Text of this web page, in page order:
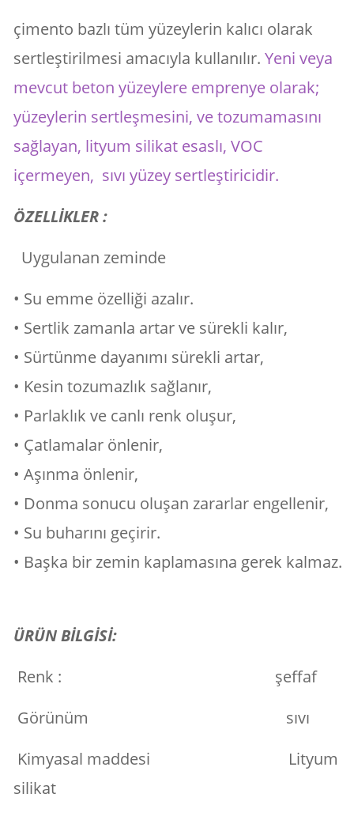
çimento bazlı tüm yüzeylerin kalıcı olarak
sertleştirilmesi amacıyla kullanılır. Yeni veya
mevcut beton yüzeylere emprenye olarak;
yüzeylerin sertleşmesini, ve tozumamasını
sağlayan, lityum silikat esaslı, VOC
içermeyen, sıvı yüzey sertleştiricidir.
ÖZELLİKLER :
Uygulanan zeminde
• Su emme özelliği azalır.
• Sertlik zamanla artar ve sürekli kalır,
• Sürtünme dayanımı sürekli artar,
• Kesin tozumazlık sağlanır,
• Parlaklık ve canlı renk oluşur,
• Çatlamalar önlenir,
• Aşınma önlenir,
• Donma sonucu oluşan zararlar engellenir,
• Su buharını geçirir.
• Başka bir zemin kaplamasına gerek kalmaz.
ÜRÜN BİLGİSİ:
Renk : şeffaf
Görünüm sıvı
Kimyasal maddesi Lityum
silikat